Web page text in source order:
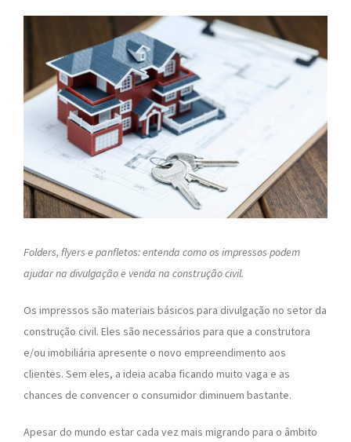
Folders, flyers e panfletos: entenda como os impressos podem
ajudar na divulgação e venda na construção civil.
Os impressos são materiais básicos para divulgação no setor da
construção civil. Eles são necessários para que a construtora
e/ou imobiliária apresente o novo empreendimento aos
clientes. Sem eles, a ideia acaba ficando muito vaga e as
chances de convencer o consumidor diminuem bastante.
Apesar do mundo estar cada vez mais migrando para o âmbito